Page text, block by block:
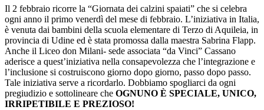
Il 2 febbraio ricorre la “Giornata dei calzini spaiati” che si celebra
ogni anno il primo venerdì del mese di febbraio. L’iniziativa in Italia,
è venuta dai bambini della scuola elementare di Terzo di Aquileia, in
provincia di Udine ed è stata promossa dalla maestra Sabrina Flapp.
Anche il Liceo don Milani- sede associata “da Vinci” Cassano
aderisce a quest’iniziativa nella consapevolezza che l’integrazione e
l’inclusione si costruiscono giorno dopo giorno, passo dopo passo.
Tale iniziativa serve a ricordarlo. Dobbiamo spogliarci da ogni
pregiudizio e sottolineare che OGNUNO È SPECIALE, UNICO,
IRRIPETIBILE E PREZIOSO!